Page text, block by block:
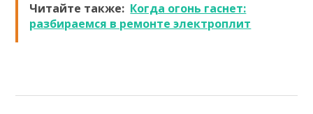
Читайте также: Когда огонь гаснет:
разбираемся в ремонте электроплит